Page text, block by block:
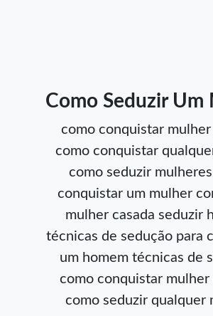
Como Seduzir Um
como conquistar mulher
como conquistar
como seduzir mulheres
conquistar um mulher
mulher casada seduzir
técnicas de sedução para
um homem técnicas de
como conquistar mulher
como seduzir qualquer